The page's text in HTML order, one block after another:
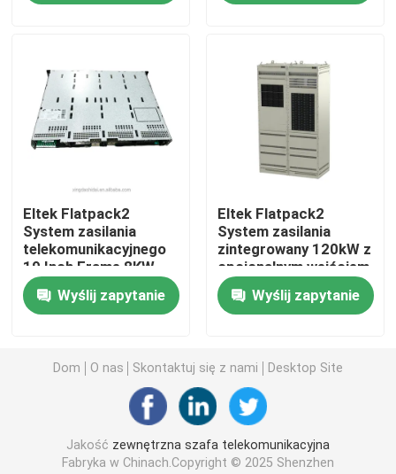
Telekomunikacyjne systemy zasilania prądem stałym
Hybrydowy system telekomunikacyjny
48 V korektor prądu stałego
Flatpack2 Zintegrowany system zasilania
Rozwiązania energetyczne CE+T
Eltek Flatpack2
System zasilania
telekomunikacyjnego
19 Inch Frame 8KW
9KW 12KW
Wyślij zapytanie
Eltek Flatpack2
System zasilania
zintegrowany 120kW z
opcjonalnym wejściem
A & B AC
Wyślij zapytanie
Dom O nas Skontaktuj się z nami Desktop Site
Jakość zewnętrzna szafa telekomunikacyjna
Fabryka w Chinach.Copyright © 2025 Shenzhen